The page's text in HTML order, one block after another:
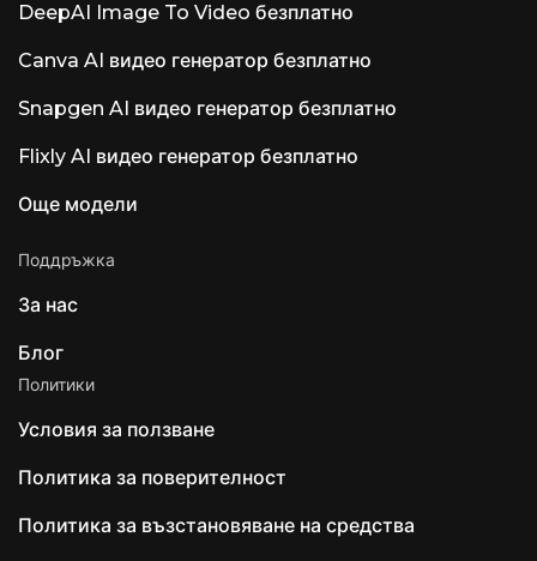
DeepAI Image To Video безплатно
Canva AI видео генератор безплатно
Snapgen AI видео генератор безплатно
Flixly AI видео генератор безплатно
Още модели
Поддръжка
За нас
Блог
Политики
Условия за ползване
Политика за поверителност
Политика за възстановяване на средства